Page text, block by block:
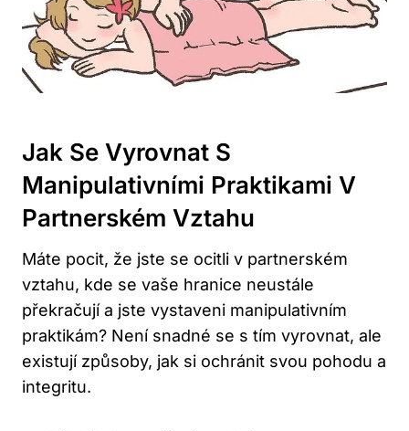
Jak Se Vyrovnat S
Manipulativními Praktikami V
Partnerském Vztahu
Máte pocit, že jste se ocitli v partnerském
vztahu, kde se vaše hranice neustále
překračují a jste vystaveni manipulativním
praktikám? Není snadné se s tím vyrovnat, ale
existují způsoby, jak si ochránit svou pohodu a
integritu.